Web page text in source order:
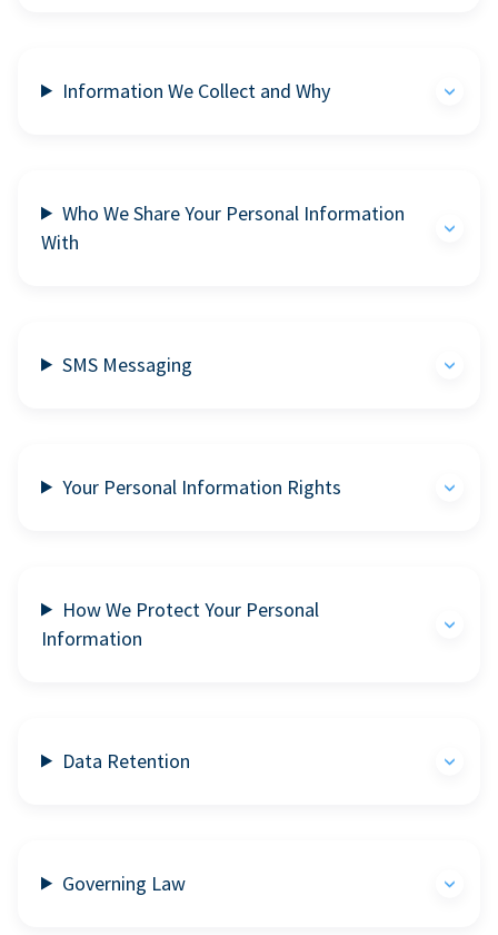
Information We Collect and Why
Who We Share Your Personal Information
With
SMS Messaging
Your Personal Information Rights
How We Protect Your Personal
Information
Data Retention
Governing Law